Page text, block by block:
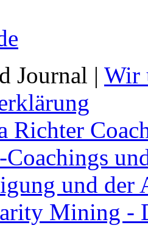
Journal | Wir
Richter
Coachings
und
Mining -